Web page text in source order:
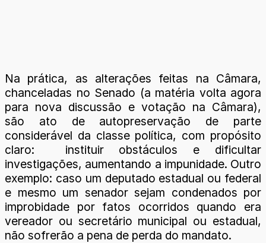
Na prática, as alterações feitas na Câmara,
chanceladas no Senado (a matéria volta agora
para nova discussão e votação na Câmara),
são ato de autopreservação de parte
considerável da classe política, com propósito
claro: instituir obstáculos e dificultar
investigações, aumentando a impunidade. Outro
exemplo: caso um deputado estadual ou federal
e mesmo um senador sejam condenados por
improbidade por fatos ocorridos quando era
vereador ou secretário municipal ou estadual,
não sofrerão a pena de perda do mandato.